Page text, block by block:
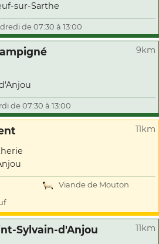
sur-Sarthe
de 07:30 à 13:00
9km
de 07:30 à 13:00
11km
Viande de Mouton
Sylvain-d'Anjou 11km